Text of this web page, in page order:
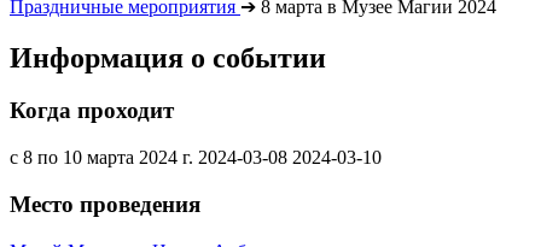
Праздничные мероприятия ➔ 8 марта в Музее Магии 2024
Информация о событии
Когда проходит
с 8 по 10 марта 2024 г. 2024-03-08 2024-03-10
Место проведения